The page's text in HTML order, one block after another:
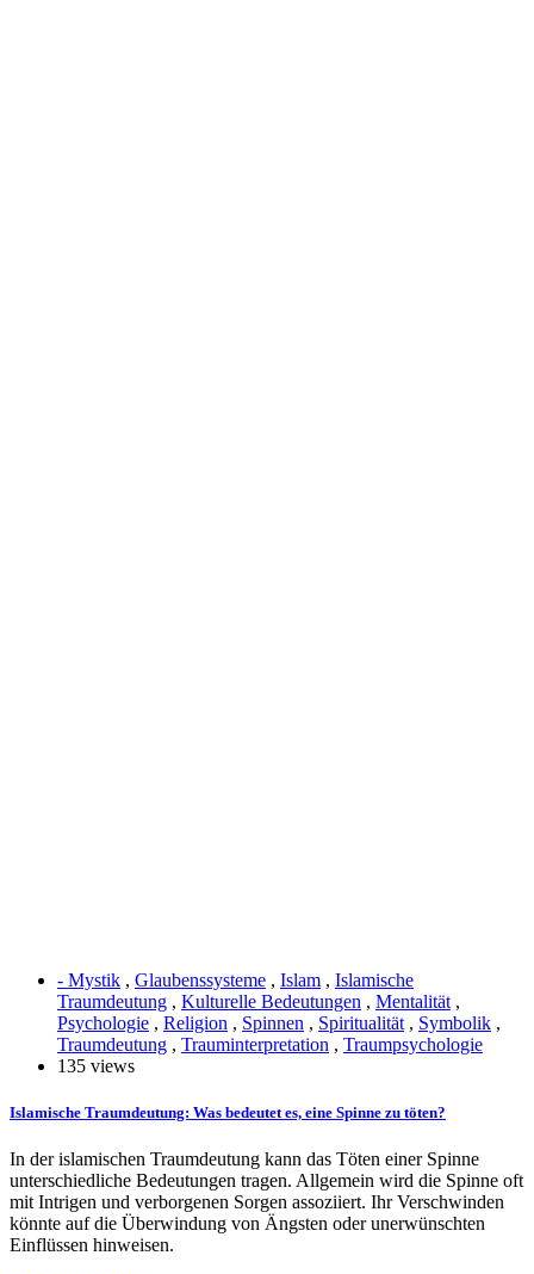
- Mystik , Glaubenssysteme , Islam , Islamische
Traumdeutung , Kulturelle Bedeutungen , Mentalität ,
Psychologie , Religion , Spinnen , Spiritualität , Symbolik ,
Traumdeutung , Trauminterpretation , Traumpsychologie
135 views
Islamische Traumdeutung: Was bedeutet es, eine Spinne zu töten?
In der islamischen Traumdeutung kann das Töten einer Spinne
unterschiedliche Bedeutungen tragen. Allgemein wird die Spinne oft
mit Intrigen und verborgenen Sorgen assoziiert. Ihr Verschwinden
könnte auf die Überwindung von Ängsten oder unerwünschten
Einflüssen hinweisen.